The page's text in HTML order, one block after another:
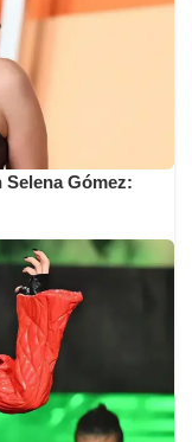
Selena Gómez: